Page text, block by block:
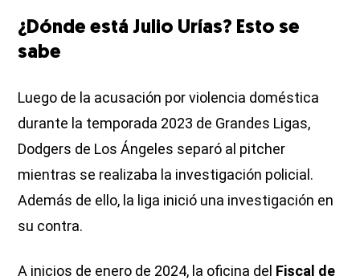
¿Dónde está Julio Urías? Esto se
sabe
Luego de la acusación por violencia doméstica
durante la temporada 2023 de Grandes Ligas,
Dodgers de Los Ángeles separó al pitcher
mientras se realizaba la investigación policial.
Además de ello, la liga inició una investigación en
su contra.
A inicios de enero de 2024, la oficina del Fiscal de